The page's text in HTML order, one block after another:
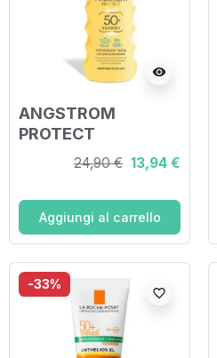
visibility
ANGSTROM
PROTECT
HYDRAXOL KIDS
LATTE SPRAY
PROTEZIONE 50+
175 ML
24,90 € 13,94 €
Aggiungi al carrello
-33%
favorite_border